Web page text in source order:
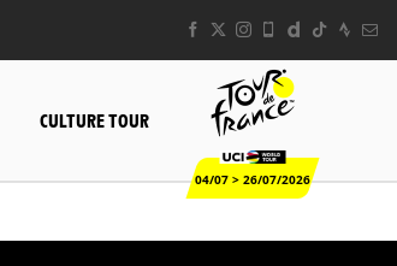
CULTURE TOUR
04/07 > 26/07/2026